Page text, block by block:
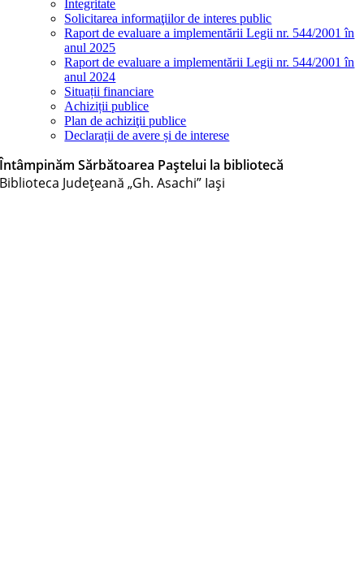
Integritate
Solicitarea informaţiilor de interes public
Raport de evaluare a implementării Legii nr. 544/2001 în
anul 2025
Raport de evaluare a implementării Legii nr. 544/2001 în
anul 2024
Situații financiare
Achiziții publice
Plan de achiziţii publice
Declarații de avere și de interese
Întâmpinăm Sărbătoarea Paștelui la bibliotecă
Biblioteca Judeţeană „Gh. Asachi” Iaşi